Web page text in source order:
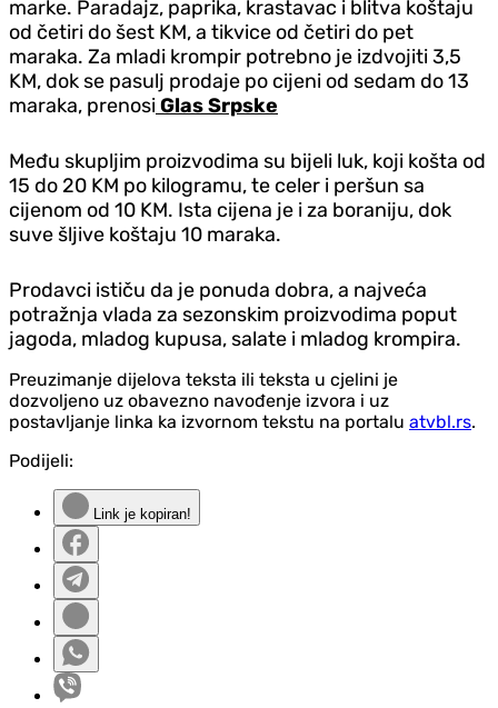
marke. Paradajz, paprika, krastavac i blitva koštaju
od četiri do šest KM, a tikvice od četiri do pet
maraka. Za mladi krompir potrebno je izdvojiti 3,5
KM, dok se pasulj prodaje po cijeni od sedam do 13
maraka, prenosiGlas Srpske
Među skupljim proizvodima su bijeli luk, koji košta od
15 do 20 KM po kilogramu, te celer i peršun sa
cijenom od 10 KM. Ista cijena je i za boraniju, dok
suve šljive koštaju 10 maraka.
Prodavci ističu da je ponuda dobra, a najveća
potražnja vlada za sezonskim proizvodima poput
jagoda, mladog kupusa, salate i mladog krompira.
Preuzimanje dijelova teksta ili teksta u cjelini je
dozvoljeno uz obavezno navođenje izvora i uz
postavljanje linka ka izvornom tekstu na portalu atvbl.rs.
Podijeli:
Link je kopiran!